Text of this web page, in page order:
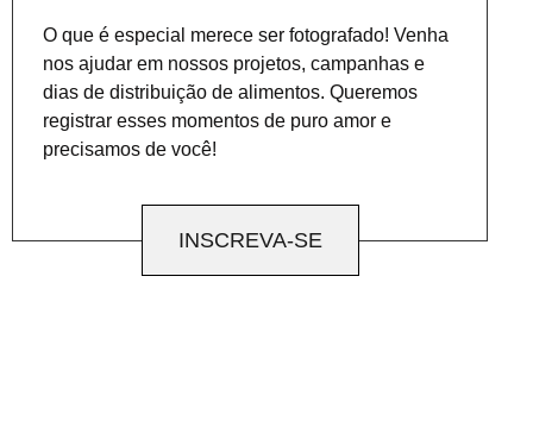
O que é especial merece ser fotografado! Venha
nos ajudar em nossos projetos, campanhas e
dias de distribuição de alimentos. Queremos
registrar esses momentos de puro amor e
precisamos de você!
INSCREVA-SE